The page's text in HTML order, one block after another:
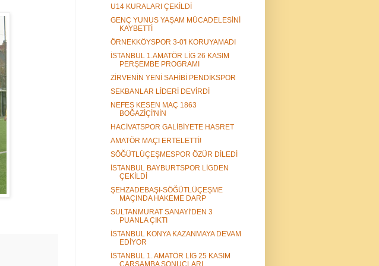
U14 KURALARI ÇEKİLDİ
GENÇ YUNUS YAŞAM MÜCADELESİNİ
KAYBETTİ
ÖRNEKKÖYSPOR 3-0'I KORUYAMADI
İSTANBUL 1.AMATÖR LİG 26 KASIM
PERŞEMBE PROGRAMI
ZİRVENİN YENİ SAHİBİ PENDİKSPOR
SEKBANLAR LİDERİ DEVİRDİ
NEFES KESEN MAÇ 1863
BOĞAZİÇİ'NİN
HACİVATSPOR GALİBİYETE HASRET
AMATÖR MAÇI ERTELETTİ!
SÖĞÜTLÜÇEŞMESPOR ÖZÜR DİLEDİ
İSTANBUL BAYBURTSPOR LİGDEN
ÇEKİLDİ
ŞEHZADEBAŞI-SÖĞÜTLÜÇEŞME
MAÇINDA HAKEME DARP
SULTANMURAT SANAYİ'DEN 3
PUANLA ÇIKTI
İSTANBUL KONYA KAZANMAYA DEVAM
EDİYOR
İSTANBUL 1. AMATÖR LİG 25 KASIM
ÇARŞAMBA SONUÇLARI